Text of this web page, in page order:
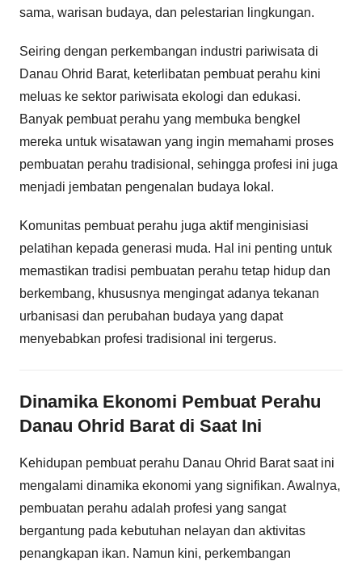
sama, warisan budaya, dan pelestarian lingkungan.
Seiring dengan perkembangan industri pariwisata di
Danau Ohrid Barat, keterlibatan pembuat perahu kini
meluas ke sektor pariwisata ekologi dan edukasi.
Banyak pembuat perahu yang membuka bengkel
mereka untuk wisatawan yang ingin memahami proses
pembuatan perahu tradisional, sehingga profesi ini juga
menjadi jembatan pengenalan budaya lokal.
Komunitas pembuat perahu juga aktif menginisiasi
pelatihan kepada generasi muda. Hal ini penting untuk
memastikan tradisi pembuatan perahu tetap hidup dan
berkembang, khususnya mengingat adanya tekanan
urbanisasi dan perubahan budaya yang dapat
menyebabkan profesi tradisional ini tergerus.
Dinamika Ekonomi Pembuat Perahu
Danau Ohrid Barat di Saat Ini
Kehidupan pembuat perahu Danau Ohrid Barat saat ini
mengalami dinamika ekonomi yang signifikan. Awalnya,
pembuatan perahu adalah profesi yang sangat
bergantung pada kebutuhan nelayan dan aktivitas
penangkapan ikan. Namun kini, perkembangan